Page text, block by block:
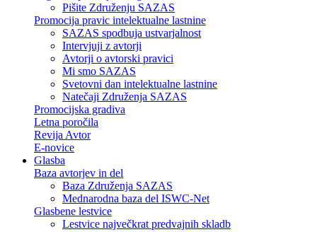
Pišite Združenju SAZAS
Promocija pravic intelektualne lastnine
SAZAS spodbuja ustvarjalnost
Intervjuji z avtorji
Avtorji o avtorski pravici
Mi smo SAZAS
Svetovni dan intelektualne lastnine
Natečaji Združenja SAZAS
Promocijska gradiva
Letna poročila
Revija Avtor
E-novice
Glasba
Baza avtorjev in del
Baza Združenja SAZAS
Mednarodna baza del ISWC-Net
Glasbene lestvice
Lestvice največkrat predvajnih skladb